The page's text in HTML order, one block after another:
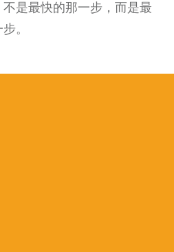
是最快的那一步，而是最
。